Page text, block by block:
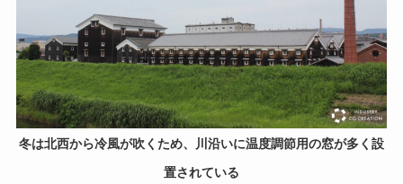
冬は北西から冷風が吹くため、川沿いに温度調節用の窓が多く設
置されている